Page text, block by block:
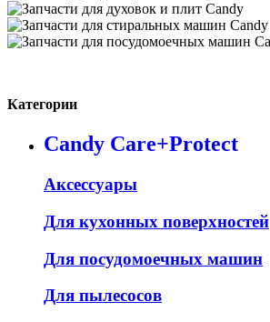
Категории
Candy Care+Protect
Аксессуары
Для кухонных поверхностей
Для посудомоечных машин
Для пылесосов